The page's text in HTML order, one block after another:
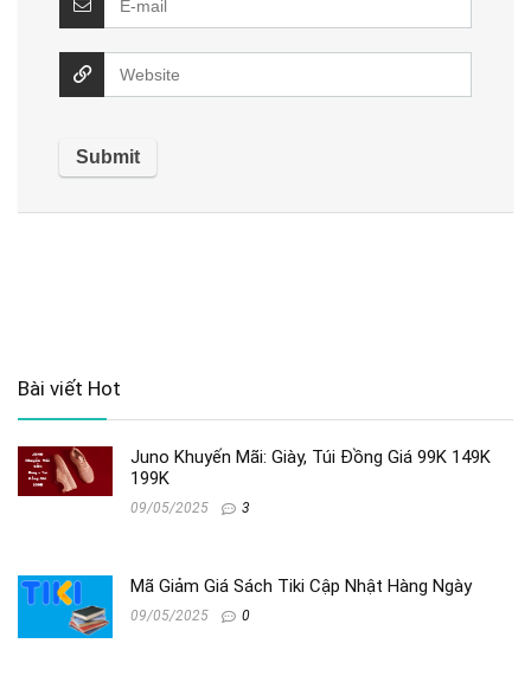
Bài viết Hot
Juno Khuyến Mãi: Giày, Túi Đồng Giá 99K 149K
199K
09/05/2025 3
Mã Giảm Giá Sách Tiki Cập Nhật Hàng Ngày
09/05/2025 0